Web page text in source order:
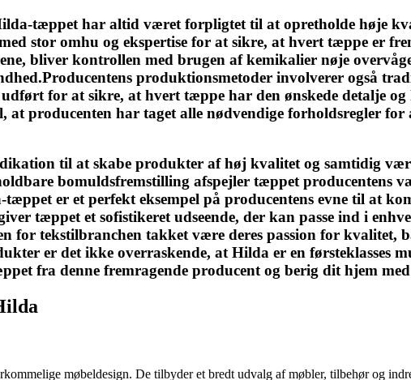
tæppet har altid været forpligtet til at opretholde høje
stor omhu og ekspertise for at sikre, at hvert tæppe er
bliver kontrollen med brugen af kemikalier nøje
produktionsmetoder involverer også
for at sikre, at hvert tæppe har den ønskede detalje
producenten har taget alle nødvendige forholdsregler
til at skabe produkter af høj kvalitet og samtidig
bomuldsfremstilling afspejler tæppet producentens
er et perfekt eksempel på producentens evne til at
tæppet et sofistikeret udseende, der kan passe ind i
for tekstilbranchen takket være deres passion for kvalitet,
er det ikke overraskende, at Hilda er en førsteklasses
fra denne fremragende producent og berig dit hjem
møbeldesign. De tilbyder et bredt udvalg af møbler, tilbehør og